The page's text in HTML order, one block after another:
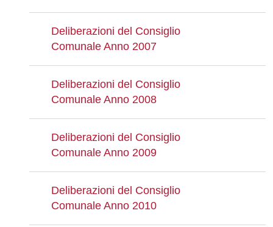
Deliberazioni del Consiglio
Comunale Anno 2007
Deliberazioni del Consiglio
Comunale Anno 2008
Deliberazioni del Consiglio
Comunale Anno 2009
Deliberazioni del Consiglio
Comunale Anno 2010